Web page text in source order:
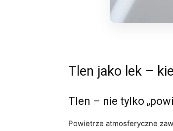
Tlen jako lek –
Tlen – nie tylko
Powietrze atmosferyczne